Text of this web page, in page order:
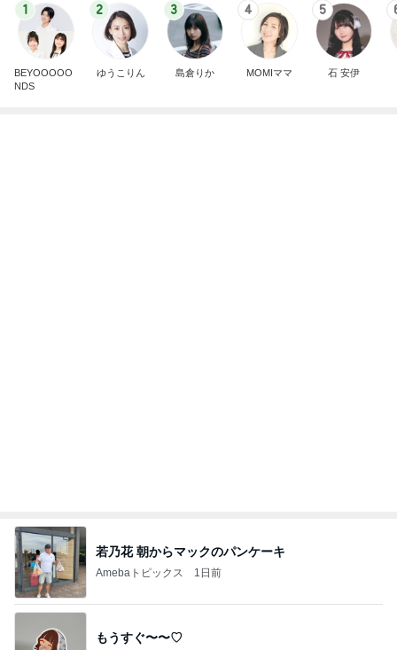
1
BEYOOOOO
NDS
2
ゆうこりん
3
島倉りか
4
MOMIママ
5
石 安伊
若乃花 朝からマックのパンケーキ
Amebaトピックス 1日前
もうすぐ〜〜♡